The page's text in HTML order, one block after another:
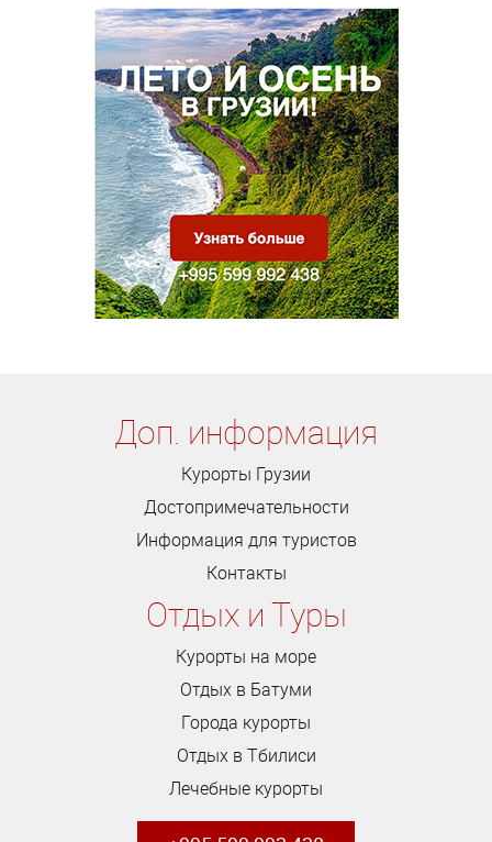
Доп. информация
Курорты Грузии
Достопримечательности
Информация для туристов
Контакты
Отдых и Туры
Курорты на море
Отдых в Батуми
Города курорты
Отдых в Тбилиси
Лечебные курорты